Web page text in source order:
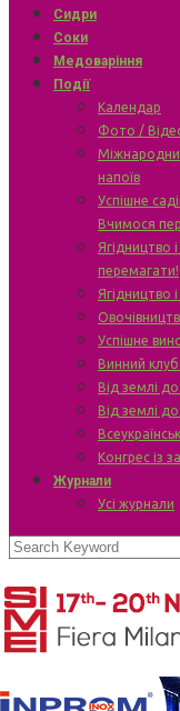
Сидри
Соки
Медоваріння
Події
Календар
Фото /
напоїв
Успішне
Вчимося
Ягідництво
перемагати!
Ягідництво
Успішне
Винний
Від землі
Від землі
Конгрес із
Журнали
Усі журнали